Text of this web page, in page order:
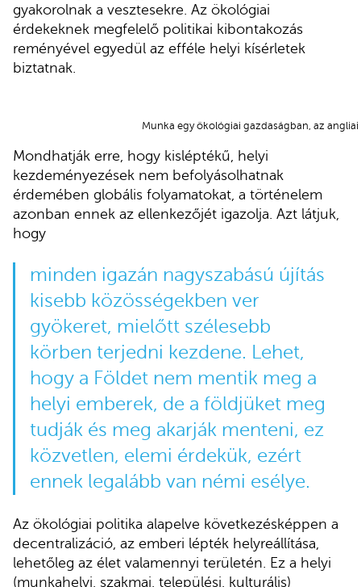
gyakorolnak a vesztesekre. Az ökológiai
érdekeknek megfelelő politikai kibontakozás
reményével egyedül az efféle helyi kísérletek
biztatnak.
Munka egy ökológiai gazdaságban, az
Mondhatják erre, hogy kisléptékű, helyi
kezdeményezések nem befolyásolhatnak
érdemében globális folyamatokat, a történelem
azonban ennek az ellenkezőjét igazolja. Azt látjuk,
hogy
minden igazán nagyszabású újítás
kisebb közösségekben ver
gyökeret, mielőtt szélesebb
körben terjedni kezdene. Lehet,
hogy a Földet nem mentik meg a
helyi emberek, de a földjüket meg
tudják és meg akarják menteni, ez
közvetlen, elemi érdekük, ezért
ennek legalább van némi esélye.
Az ökológiai politika alapelve következésképpen a
decentralizáció, az emberi lépték helyreállítása,
lehetőleg az élet valamennyi területén. Ez a helyi
(munkahelyi, szakmai, települési, kulturális)